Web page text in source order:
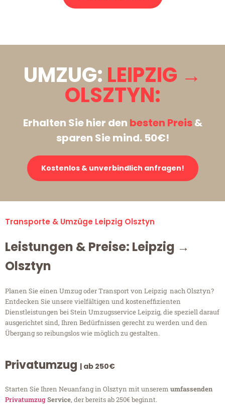
UMZUG: LEIPZIG →
OLSZTYN:
Erhalten Sie hier den besten Preis&
sparen Sie mind. 50€!
Kostenlos & unverbindlich anfragen!
Transporte & Umzüge Leipzig Olsztyn
Leistungen & Preise: Leipzig →
Olsztyn
Planen Sie einen Umzug oder Transport von Leipzig nach Olsztyn?
Entdecken Sie unsere vielfältigen und kosteneffizienten
Dienstleistungen bei Stein Umzugsservice Leipzig, die speziell darauf
ausgerichtet sind, Ihren Bedürfnissen gerecht zu werden und den
Übergang so reibungslos wie möglich zu gestalten.
Privatumzug | ab 250€
Starten Sie Ihren Neuanfang in Olsztyn mit unserem umfassenden
PrivatumzugService, der bereits ab 250€ beginnt.